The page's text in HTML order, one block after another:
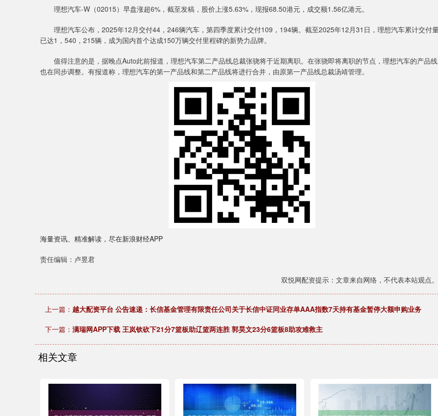
理想汽车-W（02015）早盘涨超6%，截至发稿，股价上涨5.63%，现报68.50港元，成交额1.56亿港元。
理想汽车公布，2025年12月交付44，246辆汽车，第四季度累计交付109，194辆。截至2025年12月31日，理想汽车累计交付
已达1，540，215辆，成为国内首个达成150万辆交付里程碑的新势力品牌。
值得注意的是，据晚点Auto此前报道，理想汽车第二产品线总裁张骁将于近期离职。在张骁即将离职的节点，理想汽车的产品线
也在同步调整。有报道称，理想汽车的第一产品线和第二产品线将进行合并，由原第一产品线总裁汤靖管理。
海量资讯、精准解读，尽在新浪财经APP
责任编辑：卢昱君
双悦网配资提示：文章来自网络，不代表本站观点。
上一篇： 越大配资平台 公告速递：长信基金管理有限责任公司关于长信中证同业存单AAA指数7天持有基金暂停大额申购业务
下一篇： 满瑞网APP下载 王岚钦砍下21分7篮板助辽篮两连胜 郭昊文23分6篮板8助攻难救主
相关文章